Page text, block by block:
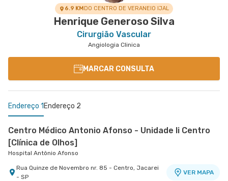
6.9 KMDO CENTRO DE VERANEIO IJAL
Henrique Generoso Silva
Cirurgião Vascular
Angiologia Clinica
MARCAR CONSULTA
Endereço 1 Endereço 2
Centro Médico Antonio Afonso - Unidade Ii Centro
[Clínica de Olhos]
Hospital Antônio Afonso
Rua Quinze de Novembro nr. 85 - Centro, Jacarei
- SP
VER MAPA